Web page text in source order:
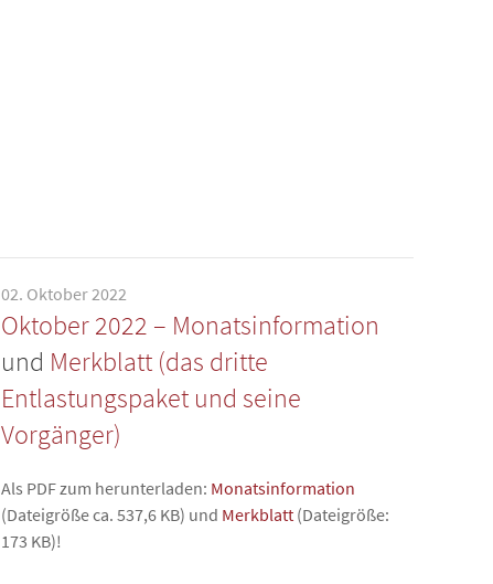
02. Oktober 2022
Oktober 2022 – Monatsinformation
und Merkblatt (das dritte
Entlastungspaket und seine
Vorgänger)
Als PDF zum herunterladen: Monatsinformation
(Dateigröße ca. 537,6 KB) und Merkblatt (Dateigröße:
173 KB)!